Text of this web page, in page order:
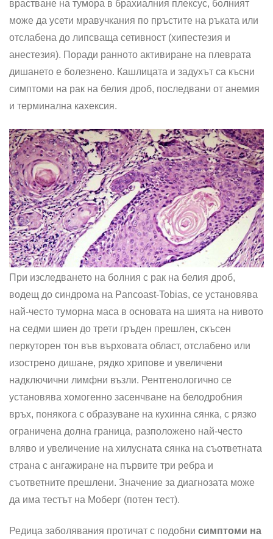
врастване на тумора в брахиалния плексус, болният
може да усети мравучкания по пръ­стите на ръката или
отслабена до липсваща сетивност (хипестезия и
анестезия). Поради ранното активиране на плеврата
дишането е болезнено. Кашлицата и задухът са късни
симптоми на рак на белия дроб, последвани от анемия
и терминална кахексия.
При изследването на болния с рак на белия дроб,
водещ до синдрома на Pancoast-Tobias, се установява
най-често туморна маса в основата на шията на нивото
на седми шиен до трети гръден прешлен, скъсен
перкуторен тон във върховата област, отслабено или
изост­рено дишане, рядко хрипове и увеличени
надключични лимфни възли. Рентгенологично се
установява хомогенно засенчване на белодробния
връх, понякога с образуване на кухинна сянка, с рязко
ограничена долна граница, разположено най-често
вляво и увеличение на хилусната сянка на съответната
страна с ангажиране на първите три ребра и
съответните прешлени. Зна­чение за диагнозата може
да има тестът на Моберг (потен тест).
Редица заболявания протичат с подобни симптоми на